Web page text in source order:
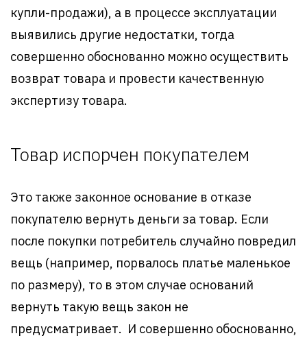
купли-продажи), а в процессе эксплуатации
выявились другие недостатки, тогда
совершенно обоснованно можно осуществить
возврат товара и провести качественную
экспертизу товара.
Товар испорчен покупателем
Это также законное основание в отказе
покупателю вернуть деньги за товар. Если
после покупки потребитель случайно повредил
вещь (например, порвалось платье маленькое
по размеру), то в этом случае оснований
вернуть такую вещь закон не
предусматривает. И совершенно обоснованно,